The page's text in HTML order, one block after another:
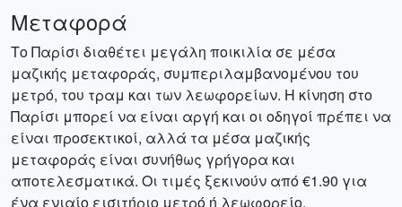
Μεταφορά
Το Παρίσι διαθέτει μεγάλη ποικιλία σε μέσα
μαζικής μεταφοράς, συμπεριλαμβανομένου του
μετρό, του τραμ και των λεωφορείων. Η κίνηση στο
Παρίσι μπορεί να είναι αργή και οι οδηγοί πρέπει να
είναι προσεκτικοί, αλλά τα μέσα μαζικής
μεταφοράς είναι συνήθως γρήγορα και
αποτελεσματικά. Οι τιμές ξεκινούν από €1.90 για
ένα ενιαίο εισιτήριο μετρό ή λεωφορείο.